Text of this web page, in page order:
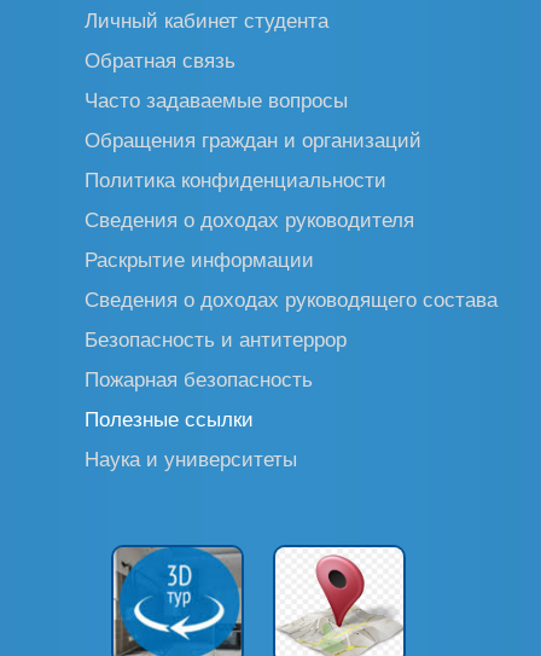
Личный кабинет студента
Обратная связь
Часто задаваемые вопросы
Обращения граждан и организаций
Политика конфиденциальности
Сведения о доходах руководителя
Раскрытие информации
Сведения о доходах руководящего состава
Безопасность и антитеррор
Пожарная безопасность
Полезные ссылки
Наука и университеты